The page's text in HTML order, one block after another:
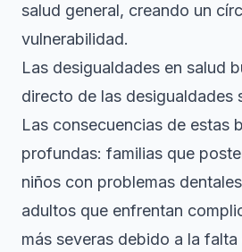
salud general, creando un
vulnerabilidad.
Las desigualdades en salud
directo de las desigualdades
Las consecuencias de estas
profundas: familias que
niños con problemas
adultos que enfrentan
más severas debido a la